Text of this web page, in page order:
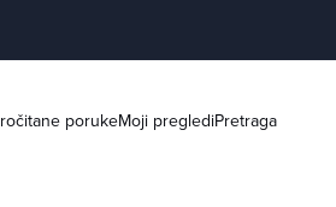
porukeMoji preglediPretraga